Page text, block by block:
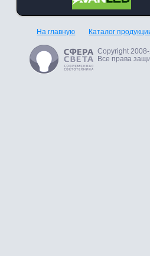
На главную Каталог
Copyright
Все права